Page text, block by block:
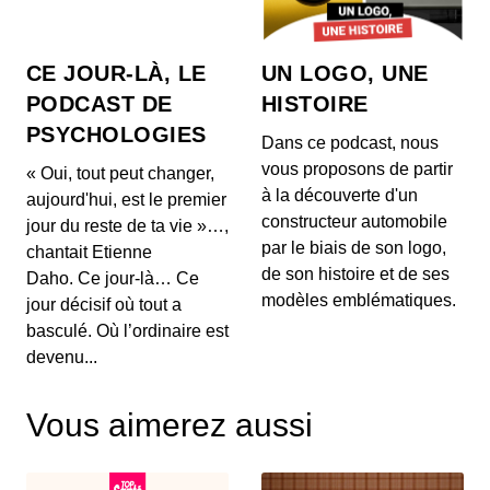
**Sommaire des 5 news** : 1. 🥤 **La tendance
estivale de la ginger beer** Découvrez la boisson
27 mai 2026 : Mythes sur la perte de
poids, l'impact du vin rouge et
tendances capillaires de Cannes
00:03:48 - IL Y A 2 MOIS
1. 🍽️ **Mythes de la perte de poids :** Découvrez
pourquoi manger tard le soir ne fait pas forcéme...
26 mai 2026 : Alerte sanitaire,
hydratation et astuces beauté pour les
mains
00:03:56 - IL Y A 2 MOIS
1. ⚠️ **Alerte de RappelConso sur les merguez
mer...
Tendances street food
00:04:07 - IL Y A 2 MOIS
CE JOUR-LÀ, LE
PODCAST DE
PSYCHOLOGIES
« Oui, tout peut changer,
aujourd'hui, est le premier
jour du reste de ta vie »…,
chantait Etienne
Daho. Ce jour-là… Ce
jour décisif où tout a
basculé. Où l’ordinaire est
devenu...
UN LOGO, UNE
HISTOIRE
Dans ce podcast, nous
vous proposons de partir
à la découverte d'un
constructeur automobile
par le biais de son logo,
de son histoire et de ses
modèles emblématiques.
Vous aimerez aussi